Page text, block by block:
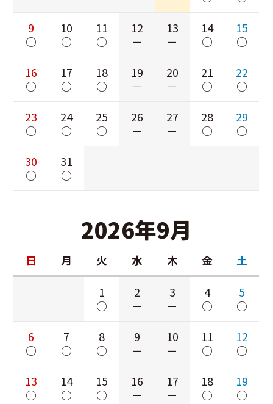
9
○
10
○
11
○
12
－
13
－
14
○
15
○
16
○
17
○
18
○
19
－
20
－
21
○
22
○
23
○
24
○
25
○
26
－
27
－
28
○
29
○
30
○
31
○
2026年9月
日 月 火 水 木 金
土
1
○
2
－
3
－
4
○
5
○
6
○
7
○
8
○
9
－
10
－
11
○
12
○
13
○
14
○
15
○
16
－
17
－
18
○
19
○